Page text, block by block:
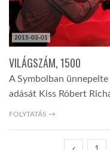
2015-03-01
VILÁGSZÁM, 1500
A Symbolban
adását Kiss Róbert
FOLYTATÁS →